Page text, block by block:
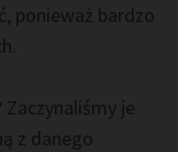
ponieważ bardzo
Zaczynaliśmy je
z danego